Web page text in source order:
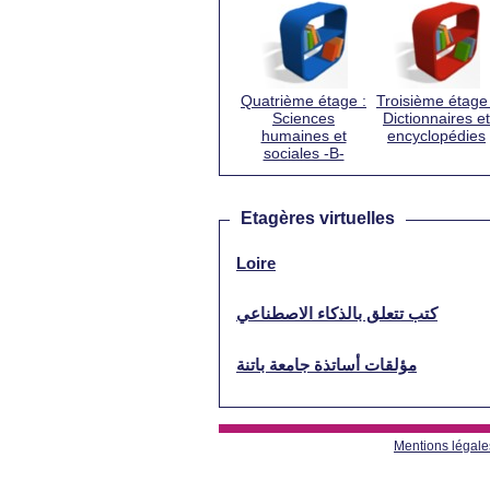
Quatrième étage :
Sciences
humaines et
sociales -B-
Troisième
Dictionnaires et
encyclopédies
Etagères virtuelles
Loire
كتب تتعلق بالذكاء الاصطناعي
مؤلقات أساتذة جامعة باتنة
Mentions